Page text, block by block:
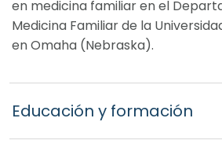
en medicina familiar en el
Medicina Familiar de la
en Omaha (Nebraska).
Educación y formación